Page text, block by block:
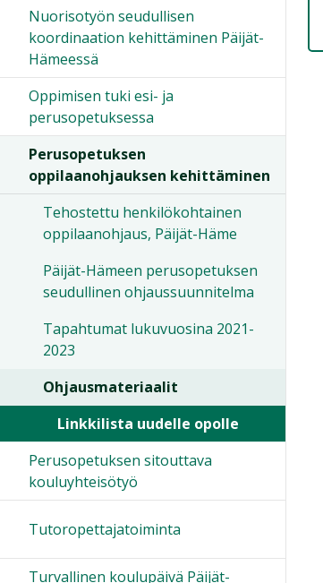
Nuorisotyön seudullisen
koordinaation kehittäminen Päijät-
Hämeessä
Oppimisen tuki esi- ja
perusopetuksessa
Perusopetuksen
oppilaanohjauksen kehittäminen
Tehostettu henkilökohtainen
oppilaanohjaus, Päijät-Häme
Päijät-Hämeen perusopetuksen
seudullinen ohjaussuunnitelma
Tapahtumat lukuvuosina 2021-
2023
Ohjausmateriaalit
Linkkilista uudelle opolle
Perusopetuksen sitouttava
kouluyhteisötyö
Tutoropettajatoiminta
Turvallinen koulupäivä Päijät-